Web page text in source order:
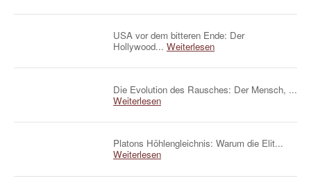
USA vor dem bitteren Ende: Der
Hollywood... Weiterlesen
Die Evolution des Rausches: Der Mensch, ...
Weiterlesen
Platons Höhlengleichnis: Warum die Elit...
Weiterlesen